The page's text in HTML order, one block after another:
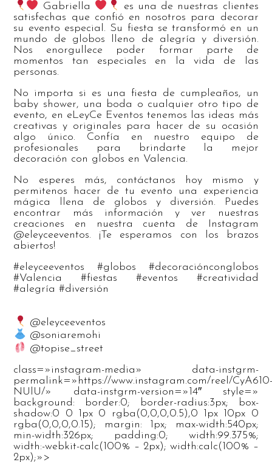
Gabriella
es una de nuestras clientes
satisfechas que confió en nosotros para decorar
su evento especial. Su fiesta se transformó en un
mundo de globos lleno de alegría y diversión.
Nos enorgullece poder formar parte de
momentos tan especiales en la vida de las
personas.
No importa si es una fiesta de cumpleaños, un
baby shower, una boda o cualquier otro tipo de
evento, en eLeyCe Eventos tenemos las ideas más
creativas y originales para hacer de su ocasión
algo único. Confía en nuestro equipo de
profesionales para brindarte la mejor
decoración con globos en Valencia.
No esperes más, contáctanos hoy mismo y
permitenos hacer de tu evento una experiencia
mágica llena de globos y diversión. Puedes
encontrar más información y ver nuestras
creaciones en nuestra cuenta de Instagram
@eleyceeventos. ¡Te esperamos con los brazos
abiertos!
#eleyceeventos #globos #decoraciónconglobos
#Valencia #fiestas #eventos #creatividad
#alegría #diversión
@eleyceeventos
@soniaremohi
@topise_street
class=»instagram-media» data-instgrm-
permalink=»https://www.instagram.com/reel/
NUlU/» data-instgrm-version=»14″ style=»
background: border:0; border-radius:3px; box-
shadow:0 0 1px 0 rgba(0,0,0,0.5),0 1px 10px 0
rgba(0,0,0,0.15); margin: 1px; max-width:540px;
min-width:326px; padding:0; width:99.375%;
width:-webkit-calc(100% – 2px); width:calc(100% –
2px);»>